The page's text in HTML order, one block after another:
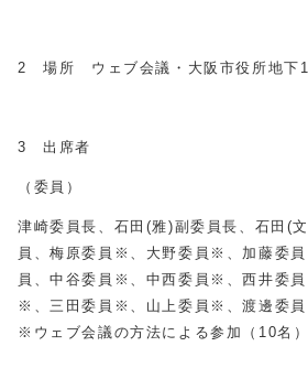
2 場所 ウェブ会議・大阪市役所地下1
3 出席者
（委員）
津崎委員長、石田(雅)副委員長、石田(
員、梅原委員※、大野委員※、加藤委
員、中谷委員※、中西委員※、西井委
※、三田委員※、山上委員※、渡邊委員
※ウェブ会議の方法による参加（10名）